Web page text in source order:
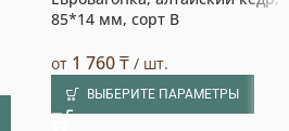
85*14 мм, сорт B
от 1 760₸ / шт.
ВЫБЕРИТЕ ПАРАМЕТРЫ